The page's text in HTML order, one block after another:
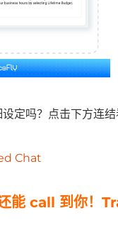
定吗？点击下方连结
Chat
能 call 到你